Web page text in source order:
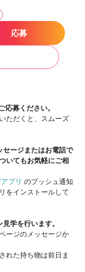
』『門前仲町』
武蔵小杉 藤沢
慮
SILVER Prize受賞』
応募
応募ください。
ただくと、スムーズ
セージまたはお電話で
いてもお気軽にご相
プリ のプッシュ通知
をインストールして
学を行います。
ージのメッセージか
れた持ち物は前日ま